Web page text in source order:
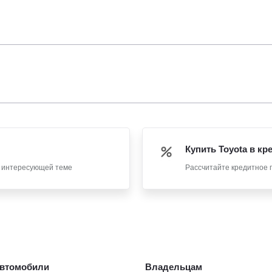
интересующей теме
Купить Toyota в
Рассчитайте
Владельцам